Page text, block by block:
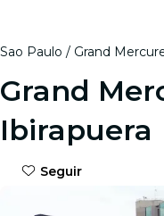
Sao Paulo Grand
Grand
Ibirapuera
Seguir